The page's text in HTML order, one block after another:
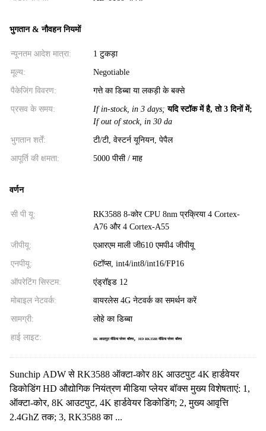
भुगतान & नौवहन नियमों
न्यूनतम आदेश मात्रा: 1 टुकड़ा
मूल्य: Negotiable
पैकेजिंग विवरण: गत्ते का डिब्बा या लकड़ी के बक्से
प्रसव के समय: If in-stock, in 3 days; यदि स्टॉक में है, तो 3 दिनों में;
If out of stock, in 30 da
भुगतान शर्तें: टी/टी, वेस्टर्न यूनियन, पेपैल
आपूर्ति की क्षमता: 5000 पीसी / माह
वर्णन
सी पी यू:
RK3588 8-कोर CPU 8nm प्रक्रिया 4 Cortex-
A76 और 4 Cortex-A55
जीपीयू: एआरएम माली जी610 एमपी4 जीपीयू
एनपीयू: 6टॉप्स, int4/int8/int16/FP16
ऑपरेटिंग सिस्टम: एंड्रॉइड 12
मोबाइल नेटवर्क: वायरलेस 4G नेटवर्क का समर्थन करें
सामग्री: लोहे का डिब्बा
हाई लाइट: 8K आउटपुट मीडिया प्लेयर बॉक्स, HD RK3588 मीडिया प्लेयर बॉक्स
Sunchip ADW से RK3588 ऑक्टा-कोर 8K आउटपुट 4K हार्डवेयर
डिकोडिंग HD औद्योगिक नियंत्रण मीडिया प्लेयर बॉक्स मुख्य विशेषताएं: 1,
ऑक्टा-कोर, 8K आउटपुट, 4K हार्डवेयर डिकोडिंग; 2, मुख्य आवृत्ति
2.4GhZ तक; 3, RK3588 का ...